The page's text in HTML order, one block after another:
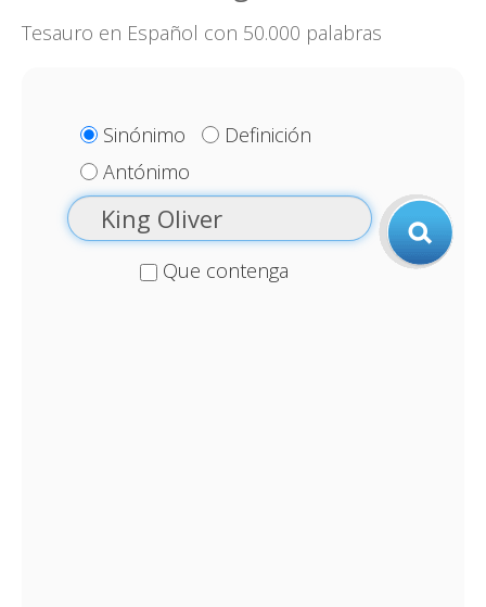
Tesauro en Español con 50.000 palabras
Sinónimo
Definición
Antónimo
Que contenga